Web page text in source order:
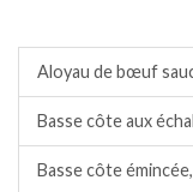
Aloyau de bœuf
Basse côte aux
Basse côte